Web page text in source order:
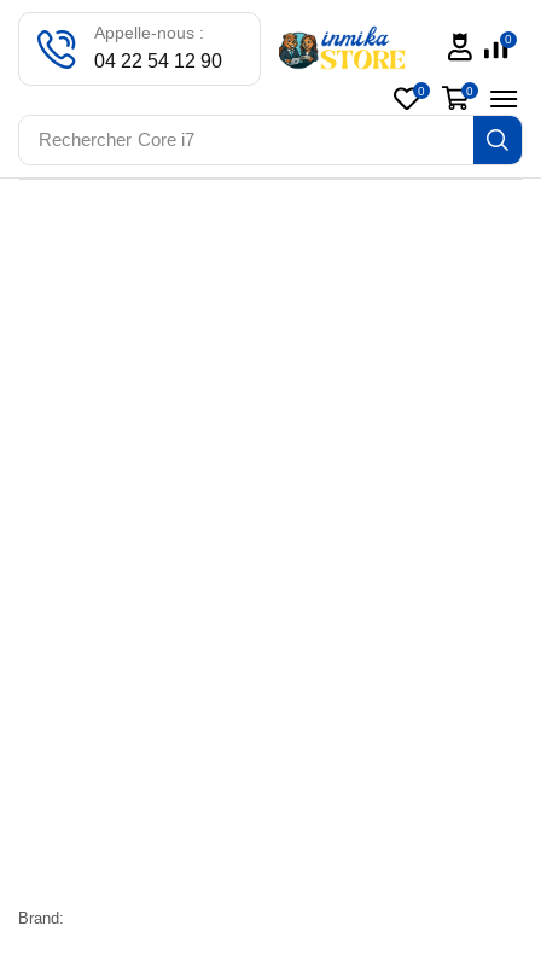
Rechercher Core i7
Appelle-nous :
04 22 54 12 90
0
0 0
Brand: